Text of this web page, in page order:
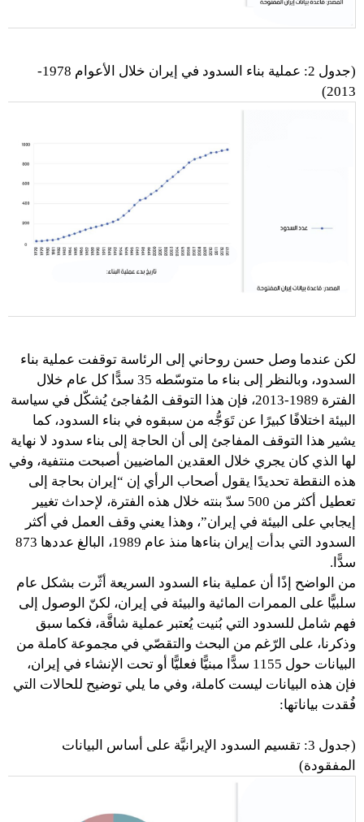
(جدول 2: عملية بناء السدود في إيران خلال الأعوام 1978-
2013)
لكن عندما وصل حسن روحاني إلى الرئاسة توقفت عملية بناء
السدود، وبالنظر إلى بناء ما متوسّطه 35 سدًّا كل عام خلال
الفترة 1989-2013، فإن هذا التوقف المُفاجئ يُشكّل في سياسة
البيئة اختلافًا كبيرًا عن تَوَجُّه من سبقوه في بناء السدود، كما
يشير هذا التوقف المفاجئ إلى أن الحاجة إلى بناء سدود لا نهاية
لها الذي كان يجري خلال العقدين الماضيين أصبحت منتفية، وفي
هذه النقطة تحديدًا يقول أصحاب الرأي إن “إيران بحاجة إلى
تعطيل أكثر من 500 سدّ بنته خلال هذه الفترة، لإحداث تغيير
إيجابي على البيئة في إيران”، وهذا يعني وقف العمل في أكثر
السدود التي بدأت إيران بناءها منذ عام 1989، البالغ عددها 873
سدًّا.
من الواضح إذًا أن عملية بناء السدود السريعة أثّرت بشكل عام
سلبيًّا على الممرات المائية والبيئة في إيران، لكنّ الوصول إلى
فهم شامل للسدود التي بُنيت يُعتبر عملية شاقَّة، فكما سبق
وذكرنا، على الرّغم من البحث والتقصّي في مجموعة كاملة من
البيانات حول 1155 سدًّا مبنيًّا فعليًّا أو تحت الإنشاء في إيران،
فإن هذه البيانات ليست كاملة، وفي ما يلي توضيح للحالات التي
فُقدت بياناتها:
(جدول 3: تقسيم السدود الإيرانيَّة على أساس البيانات
المفقودة)